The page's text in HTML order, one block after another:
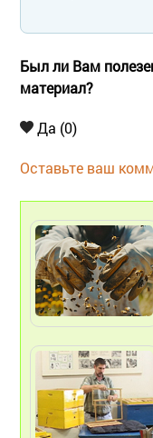
Был ли Вам
материал?
Да (0)
Оставьте ваш